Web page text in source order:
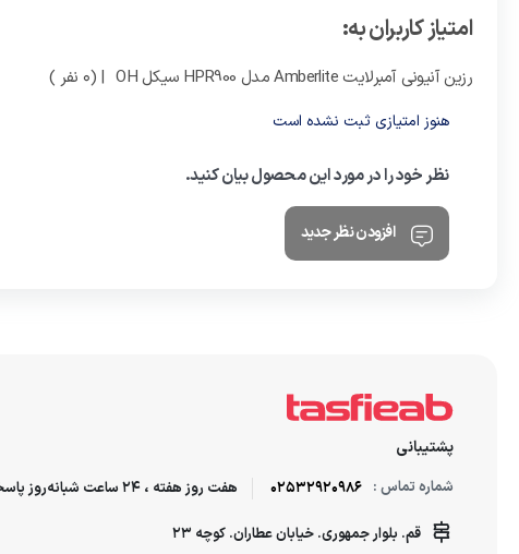
امتیاز کاربران به:
رزین آنیونی آمبرلایت Amberlite مدل HPR900 سیکل OH | (0 نفر )
هنوز امتیازی ثبت نشده است
نظر خود را در مورد این محصول بیان کنید.
افزودن نظر جدید
پشتیبانی
شماره تماس : 02532920986 هفت روز هفته ، 24 ساعت شبانه‌روز پاسخگوی شما هستیم.
قم. بلوار جمهوری. خیابان عطاران. کوچه 23